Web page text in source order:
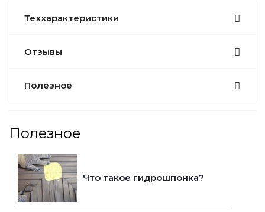
Теххарактеристики
Отзывы
Полезное
Полезное
Что такое гидрошпонка?